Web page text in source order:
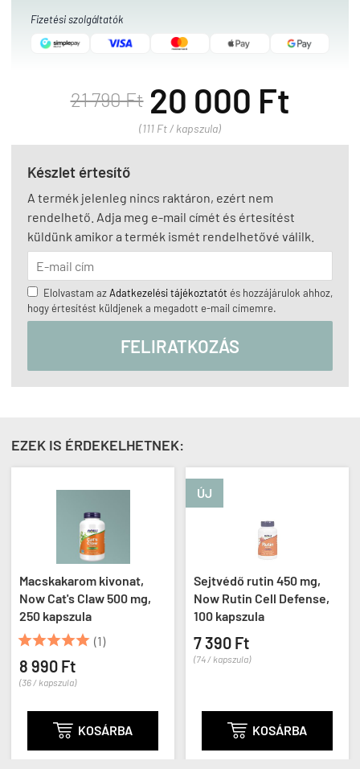
Fizetési szolgáltatók
21 790 Ft 20 000 Ft
(111 Ft / kapszula)
Készlet értesítő
A termék jelenleg nincs raktáron, ezért nem
rendelhető. Adja meg e-mail címét és értesítést
küldünk amikor a termék ismét rendelhetővé válilk.
Elolvastam azAdatkezelési tájékoztatót és hozzájárulok ahhoz,
hogy értesítést küldjenek a megadott e-mail címemre.
FELIRATKOZÁS
EZEK IS ÉRDEKELHETNEK:
Macskakarom kivonat,
Now Cat's Claw 500 mg,
250 kapszula
 (1)
8 990 Ft
(36 / kapszula)
 KOSÁRBA
ÚJ
Sejtvédő rutin 450 mg,
Now Rutin Cell Defense,
100 kapszula
7 390 Ft
(74 / kapszula)
 KOSÁRBA